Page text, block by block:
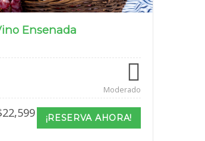
Ensenada
Moderado
22,599Price
range:
$15,599
¡RESERVA AHORA!